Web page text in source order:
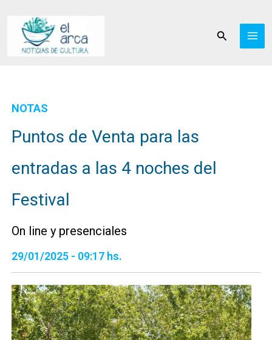
contenido
Buscar
NOTAS
Puntos de Venta para las
entradas a las 4 noches del
Festival
On line y presenciales
29/01/2025 - 09:17 hs.